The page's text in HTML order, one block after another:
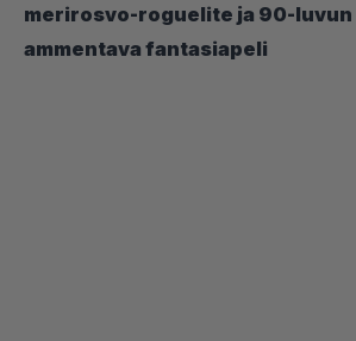
merirosvo-roguelite ja 90-
ammentava fantasiapeli